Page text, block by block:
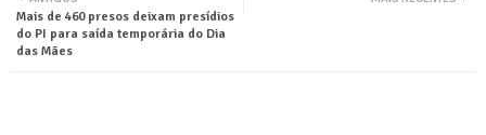
ter
Mais de 460 presos deixam presídios
do PI para saída temporária do Dia
das Mães